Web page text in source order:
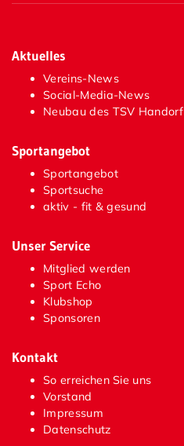
Aktuelles
Vereins-News
Social-Media-News
Neubau des TSV Handorf
Sportangebot
Sportangebot
Sportsuche
aktiv - fit & gesund
Unser Service
Mitglied werden
Sport Echo
Klubshop
Sponsoren
Kontakt
So erreichen Sie uns
Vorstand
Impressum
Datenschutz